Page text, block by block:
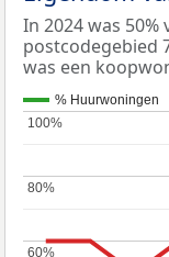
In 2024 was
postcodegebied
was een
% Huurwoningen
60%
60%
80%
80%
100%
100%